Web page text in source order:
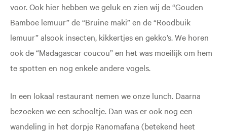
voor. Ook hier hebben we geluk en zien wij de “Gouden
Bamboe lemuur” de “Bruine maki” en de “Roodbuik
lemuur” alsook insecten, kikkertjes en gekko’s. We horen
ook de “Madagascar coucou” en het was moeilijk om hem
te spotten en nog enkele andere vogels.
In een lokaal restaurant nemen we onze lunch. Daarna
bezoeken we een schooltje. Dan was er ook nog een
wandeling in het dorpje Ranomafana (betekend heet